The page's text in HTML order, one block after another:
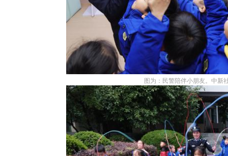
图为：民警陪伴小朋友。中新